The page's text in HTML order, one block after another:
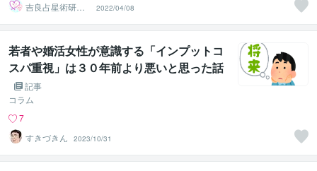
吉良占星術研究
所
2022/04/08
若者や婚活女性が意識する「インプットコ
スパ重視」は３０年前より悪いと思った話
記事
コラム
7
すきづきん
2023/10/31